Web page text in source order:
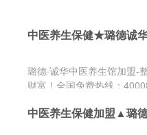
中医养生保健★璐德诚华
璐德·诚华中医养生馆加盟-
财富！全国免费热线：
中医养生保健加盟▲璐